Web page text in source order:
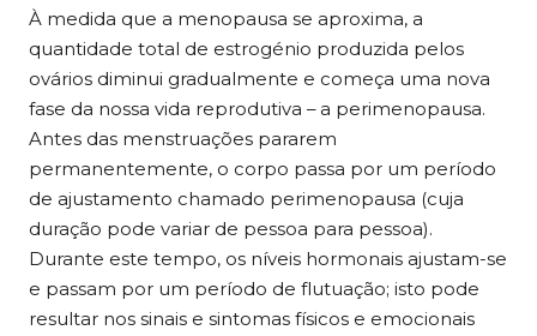
À medida que a menopausa se aproxima, a
quantidade total de estrogénio produzida pelos
ovários diminui gradualmente e começa uma nova
fase da nossa vida reprodutiva – a perimenopausa.
Antes das menstruações pararem
permanentemente, o corpo passa por um período
de ajustamento chamado perimenopausa (cuja
duração pode variar de pessoa para pessoa).
Durante este tempo, os níveis hormonais ajustam-se
e passam por um período de flutuação; isto pode
resultar nos sinais e sintomas físicos e emocionais